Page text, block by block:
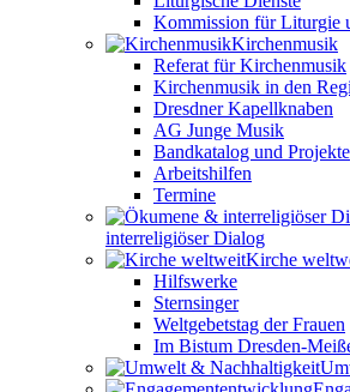
Kommission für Liturgie
Kirchenmusik
Referat für Kirchenmusik
Kirchenmusik in den
Dresdner Kapellknaben
AG Junge Musik
Bandkatalog und Projekte
Arbeitshilfen
Termine
interreligiöser Dialog
Kirche
Hilfswerke
Sternsinger
Weltgebetstag der Frauen
Im Bistum Dresden-